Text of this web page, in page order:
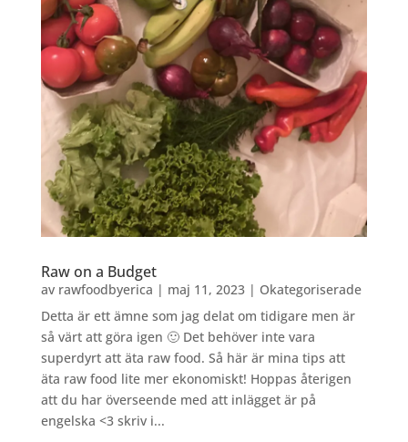
Raw on a Budget
av rawfoodbyerica | maj 11, 2023| Okategoriserade
Detta är ett ämne som jag delat om tidigare men är
så värt att göra igen 🙂 Det behöver inte vara
superdyrt att äta raw food. Så här är mina tips att
äta raw food lite mer ekonomiskt! Hoppas återigen
att du har överseende med att inlägget är på
engelska <3 skriv i...